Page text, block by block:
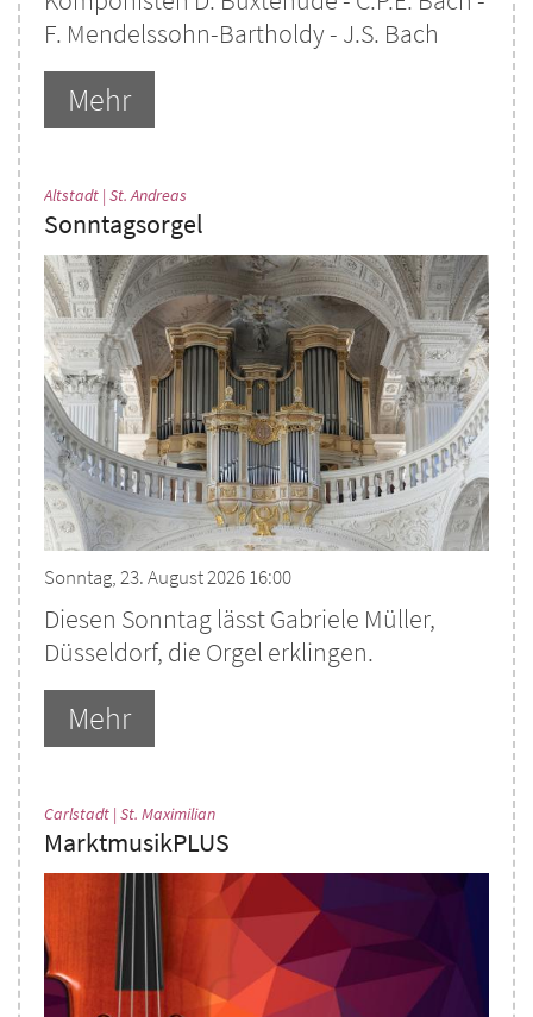
F. Mendelssohn-Bartholdy - J.S. Bach
Mehr
Altstadt | St. Andreas
Sonntagsorgel
Sonntag, 23. August 2026 16:00
Diesen Sonntag lässt Gabriele Müller,
Düsseldorf, die Orgel erklingen.
Mehr
Carlstadt | St. Maximilian:
MarktmusikPLUS